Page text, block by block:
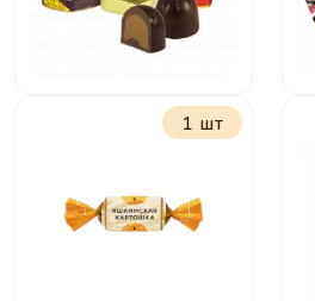
начинкой
1 шт